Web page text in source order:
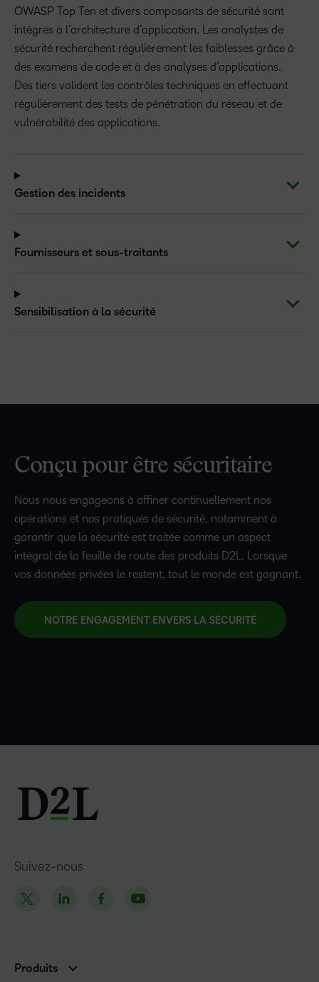
OWASP Top Ten et divers composants de sécurité sont
intégrés à l’architecture d’application. Les analystes de
sécurité recherchent régulièrement les faiblesses grâce à
des examens de code et à des analyses d’applications.
Des tiers valident les contrôles techniques en effectuant
régulièrement des tests de pénétration du réseau et de
vulnérabilité des applications.
Gestion des incidents
Fournisseurs et sous-traitants
Sensibilisation à la sécurité
Conçu pour être sécuritaire
Nous nous engageons à affiner continuellement nos
opérations et nos pratiques de sécurité, notamment à
garantir que la sécurité est traitée comme un aspect
intégral de la feuille de route des produits D2L. Lorsque
vos données privées le restent, tout le monde est gagnant.
NOTRE ENGAGEMENT ENVERS LA SÉCURITÉ
Suivez-nous
Produits